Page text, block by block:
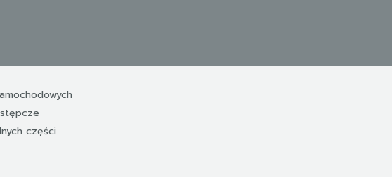
części